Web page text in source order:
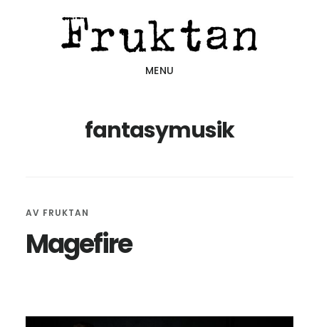
MENU
fantasymusik
AV FRUKTAN
Magefire